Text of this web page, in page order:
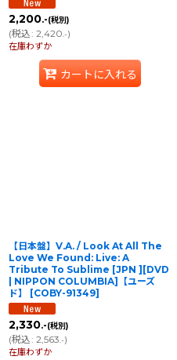
2,200.-(税別)
(税込: 2,420.-)
在庫わずか
カートに入れる
【日本盤】V.A. / Look At All The
Love We Found: Live: A
Tribute To Sublime [JPN ][DVD
| NIPPON COLUMBIA]【ユーズ
ド】
[COBY-91349]
2,330.-(税別)
(税込: 2,563.-)
在庫わずか